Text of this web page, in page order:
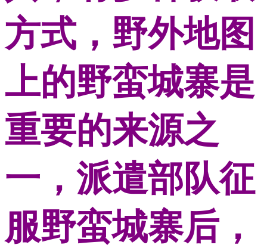
方式，野外地图
上的野蛮城寨是
重要的来源之
一，派遣部队征
服野蛮城寨后，